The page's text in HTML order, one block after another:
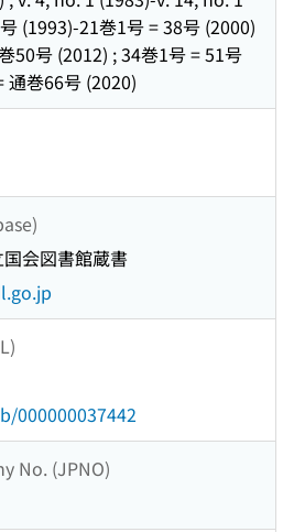
(1993)-21巻1号 = 38号 (2000)
50号 (2012) ; 34巻1号 = 51号
通巻66号 (2020)
会図書館蔵書
000000037442
No. (JPNO)